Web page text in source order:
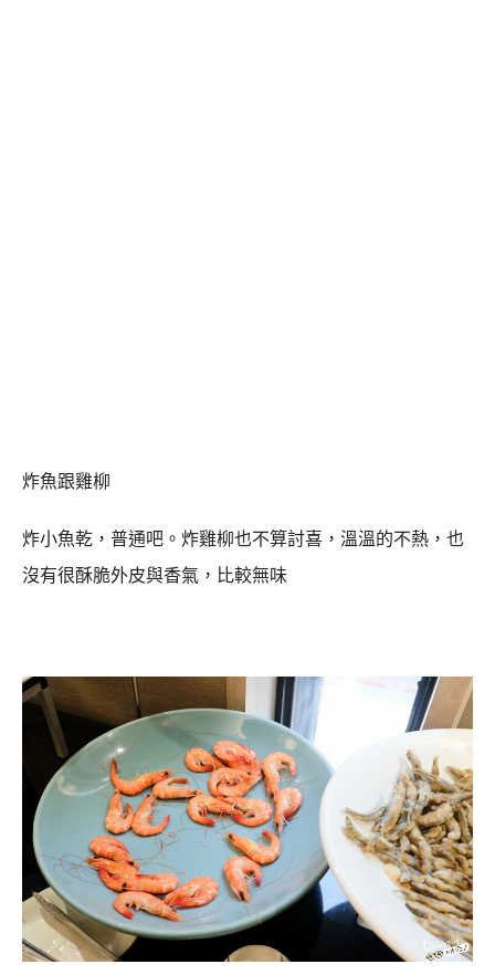
炸魚跟雞柳
炸小魚乾，普通吧。炸雞柳也不算討喜，溫溫的不熱，也
沒有很酥脆外皮與香氣，比較無味